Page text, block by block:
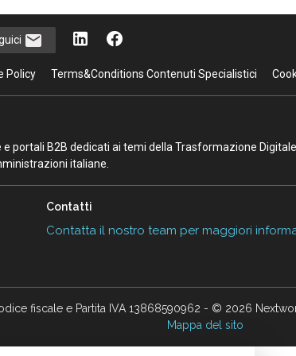
Policy Terms&Conditions Contenuti Specialistici
portali B2B dedicati ai temi della Trasformazione
italiane.
Contatti
Contatta il nostro team per maggiori
fiscale e Partita IVA 13868590962 - © 2026
Mappa del sito